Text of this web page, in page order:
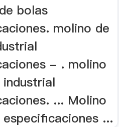
bolas
molino de
- . molino
... Molino
...